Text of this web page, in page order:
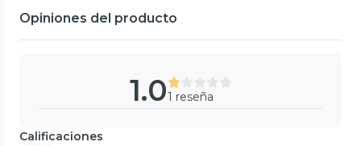
Opiniones del producto
1.01 reseña
Calificaciones